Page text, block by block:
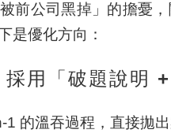
前公司黑掉」的擔憂
是優化方向：
用「破題說明 +
的溫吞過程，直接拋出